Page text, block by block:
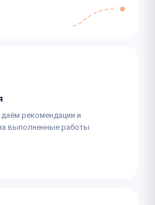
рекомендации и
выполненные работы.